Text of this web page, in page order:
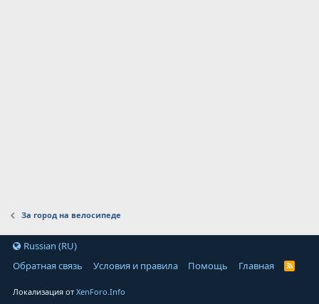
За город на велосипеде
Russian (RU)
Обратная связь
Условия и правила Помощь Главная
Локализация отXenForo.Info